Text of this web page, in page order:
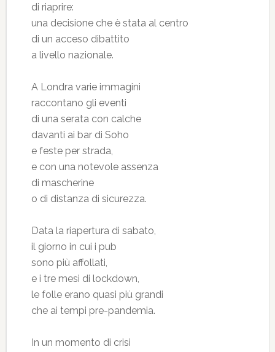
di riaprire:
una decisione che è stata al centro
di un acceso dibattito
a livello nazionale.
A Londra varie immagini
raccontano gli eventi
di una serata con calche
davanti ai bar di Soho
e feste per strada,
e con una notevole assenza
di mascherine
o di distanza di sicurezza.
Data la riapertura di sabato,
il giorno in cui i pub
sono più affollati,
e i tre mesi di lockdown,
le folle erano quasi più grandi
che ai tempi pre-pandemia.
In un momento di crisi